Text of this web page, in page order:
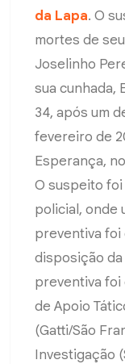
da Lapa. O
mortes de
Joselinho
sua cunhada,
34, após um
fevereiro de
Esperança,
O suspeito foi
policial, onde
preventiva foi
disposição
preventiva
de Apoio
(Gatti/São
Investigação